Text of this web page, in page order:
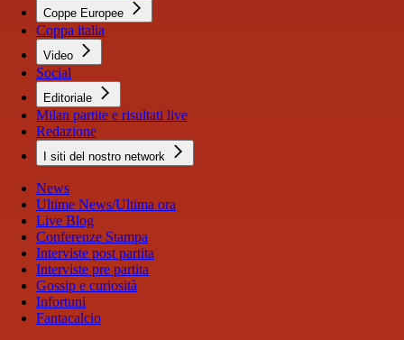
Coppe Europee
Coppa italia
Video
Social
Editoriale
Milan partite e risultati live
Redazione
I siti del nostro network
News
Ultime News/Ultima ora
Live Blog
Conferenze Stampa
Interviste post partita
Interviste pre partita
Gossip e curiosità
Infortuni
Fantacalcio